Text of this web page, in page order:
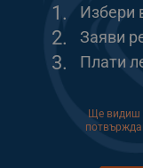
1. Избери
2. Заяви
3. Плати
Ще видиш